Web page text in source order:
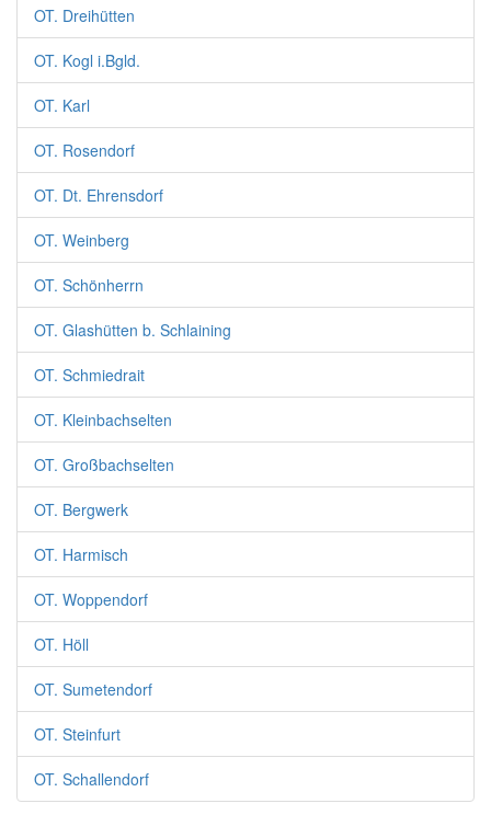
OT. Dreihütten
OT. Kogl i.Bgld.
OT. Karl
OT. Rosendorf
OT. Dt. Ehrensdorf
OT. Weinberg
OT. Schönherrn
OT. Glashütten b. Schlaining
OT. Schmiedrait
OT. Kleinbachselten
OT. Großbachselten
OT. Bergwerk
OT. Harmisch
OT. Woppendorf
OT. Höll
OT. Sumetendorf
OT. Steinfurt
OT. Schallendorf